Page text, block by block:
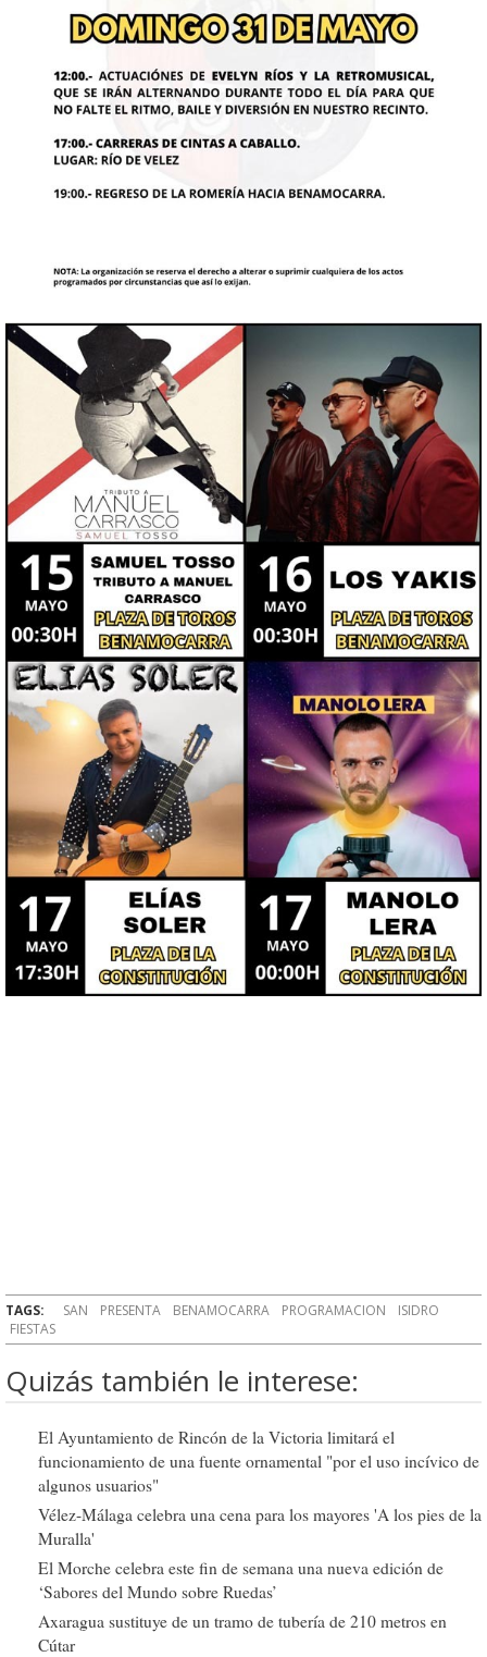
TAGS: SAN PRESENTA BENAMOCARRA PROGRAMACION
ISIDRO
FIESTAS
Quizás también le interese:
El Ayuntamiento de Rincón de la Victoria limitará el
funcionamiento de una fuente ornamental "por el uso incívico de
algunos usuarios"
Vélez-Málaga celebra una cena para los mayores 'A los pies de la
Muralla'
El Morche celebra este fin de semana una nueva edición de
‘Sabores del Mundo sobre Ruedas’
Axaragua sustituye de un tramo de tubería de 210 metros en
Cútar